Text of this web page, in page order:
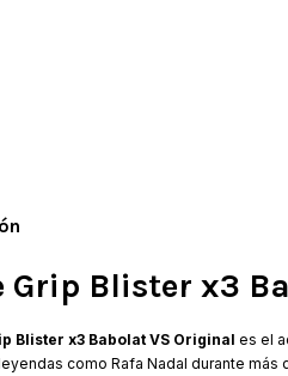
Grip Blister x3
Blister x3 Babolat VS Original es el
como Rafa Nadal durante